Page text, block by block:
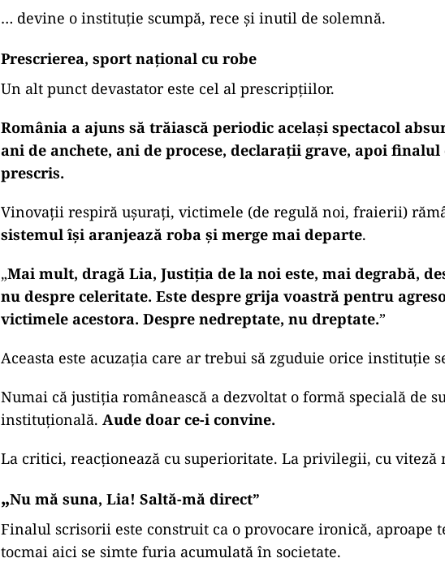
… devine o instituție scumpă, rece și inutil de solemnă.
Prescrierea, sport național cu robe
Un alt punct devastator este cel al prescripțiilor.
România a ajuns să trăiască periodic același spectacol
ani de anchete, ani de procese, declarații grave, apoi
prescris.
Vinovații respiră ușurați, victimele (de regulă noi, fraierii)
sistemul își aranjează roba și merge mai departe.
„Mai mult, dragă Lia, Justiția de la noi este, mai degrabă,
nu despre celeritate. Este despre grija voastră pentru
victimele acestora. Despre nedreptate, nu dreptate.”
Aceasta este acuzația care ar trebui să zguduie orice instituție
Numai că justiția românească a dezvoltat o formă specială de
instituțională. Aude doar ce-i convine.
La critici, reacționează cu superioritate. La privilegii, cu viteză
„Nu mă suna, Lia! Saltă-mă direct”
Finalul scrisorii este construit ca o provocare ironică, aproape
tocmai aici se simte furia acumulată în societate.